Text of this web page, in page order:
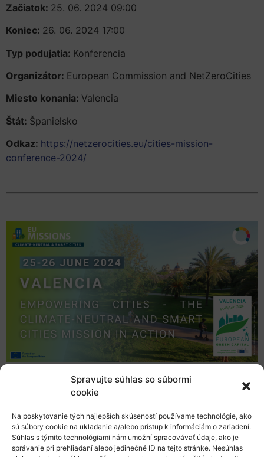
Spravujte súhlas so súbormi
cookie
Na poskytovanie tých najlepších skúseností používame technológie, ako
sú súbory cookie na ukladanie a/alebo prístup k informáciám o zariadení.
Súhlas s týmito technológiami nám umožní spracovávať údaje, ako je
správanie pri prehliadaní alebo jedinečné ID na tejto stránke. Nesúhlas
Začiatok: 25. 06. 2024 09:00
Koniec: 26. 06. 2024 17:00
Typ podujatia: Konferencia
Organizátor: European Commission and NetZeroCities
Miesto konania: Valencia
Štát: Španielsko
Odkaz: https://netzerocities.eu/cities-mission-
conference-2024/
Európska komisia a platforma NetZeroCities pozývajú
primátorov a odborníkov z miest zapojených do misie
zástupcov národných a regionálnych orgánov a ďalších,
na dvojdňové podujatie, ktoré poskytne priestor na
zdieľanie vedomostí, budovanie kapacít a osobnú